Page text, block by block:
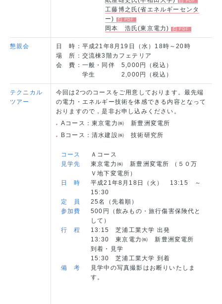
工藤博之氏(省エネルギーセンタ
ー)
岡本 浩氏(東京電力)
懇親会 日 時： 平成21年8月19日（水）18時～20時
場 所： 交流棟3階カフェテリア
会 費： 一般・同伴 5,000円（税込）
学生 2,000円（税込）
テクニカル
ツアー
今回は2つのコースをご用意しております。最先端
の電力・エネルギー技術を体感できる内容となって
おりますので，是非お申し込みください。
Aコース： 東京電力㈱ 新豊洲変電所
Bコース： 清水建設㈱ 技術研究所
コース
Ａコース
見学先
東京電力㈱ 新豊洲変電所 （５０万
Ｖ地下変電所）
日 時
平成21年8月18日（火） 13:15 ～
15:30
定 員
25名（先着順）
参加費
500円（飲みもの・旅行傷害保険代と
して）
行 程
13:15 芝浦工業大学 出発
13:30 東京電力㈱ 新豊洲変電所
到着・見学
15:30 芝浦工業大学 到着
備 考
見学中の写真撮影はお断りいたしま
す。